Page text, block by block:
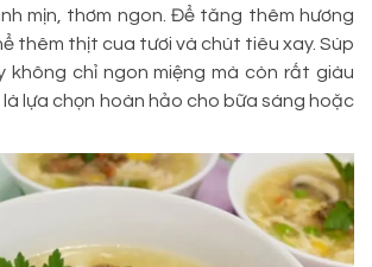
mịn, thơm ngon. Để tăng thêm hương
thêm thịt cua tươi và chút tiêu xay. Súp
không chỉ ngon miệng mà còn rất giàu
là lựa chọn hoàn hảo cho bữa sáng hoặc